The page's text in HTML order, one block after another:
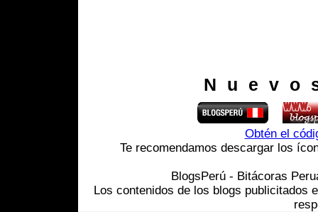
Obtén el
Te recomendamos descargar los
BlogsPerú - Bitácoras
Los contenidos de los blogs publicitados